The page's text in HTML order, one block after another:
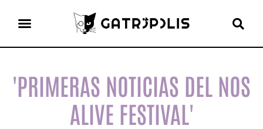
'PRIMERAS NOTICIAS DEL NOS
ALIVE FESTIVAL'